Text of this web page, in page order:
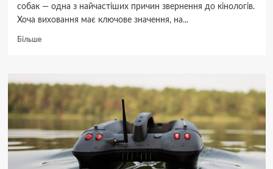
собак — одна з найчастіших причин звернення до кінологів.
Хоча виховання має ключове значення, на...
БільшеДокладніше
контролі:
із
проблемною
поведінкою
собаки
та